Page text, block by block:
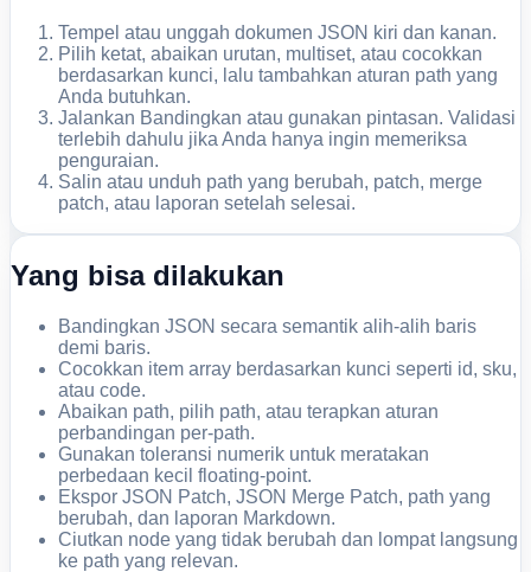
Tempel atau unggah dokumen JSON kiri dan kanan.
Pilih ketat, abaikan urutan, multiset, atau cocokkan
berdasarkan kunci, lalu tambahkan aturan path yang
Anda butuhkan.
Jalankan Bandingkan atau gunakan pintasan. Validasi
terlebih dahulu jika Anda hanya ingin memeriksa
penguraian.
Salin atau unduh path yang berubah, patch, merge
patch, atau laporan setelah selesai.
Yang bisa dilakukan
Bandingkan JSON secara semantik alih-alih baris
demi baris.
Cocokkan item array berdasarkan kunci seperti id, sku,
atau code.
Abaikan path, pilih path, atau terapkan aturan
perbandingan per-path.
Gunakan toleransi numerik untuk meratakan
perbedaan kecil floating-point.
Ekspor JSON Patch, JSON Merge Patch, path yang
berubah, dan laporan Markdown.
Ciutkan node yang tidak berubah dan lompat langsung
ke path yang relevan.